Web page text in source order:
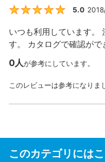
5.0
いつも利用しています。
す。 カタログで確認がで
0人が参考にしています。
このレビューは参考になりま
このカテゴリには